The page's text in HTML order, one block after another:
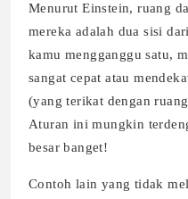
Menurut Einstein, ruang
mereka adalah dua sisi
kamu mengganggu satu,
sangat cepat atau
(yang terikat dengan
Aturan ini mungkin
besar banget!
Contoh lain yang tidak